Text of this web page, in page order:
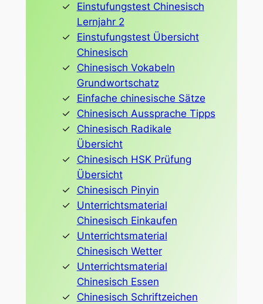
Einstufungstest Chinesisch
Lernjahr 2
Einstufungstest Übersicht
Chinesisch
Chinesisch Vokabeln
Grundwortschatz
Einfache chinesische Sätze
Chinesisch Aussprache Tipps
Chinesisch Radikale
Übersicht
Chinesisch HSK Prüfung
Übersicht
Chinesisch Pinyin
Unterrichtsmaterial
Chinesisch Einkaufen
Unterrichtsmaterial
Chinesisch Wetter
Unterrichtsmaterial
Chinesisch Essen
Chinesisch Schriftzeichen